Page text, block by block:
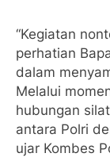
“Kegiatan
perhatian
dalam
Melalui
hubungan
antara Polri
ujar Kombes